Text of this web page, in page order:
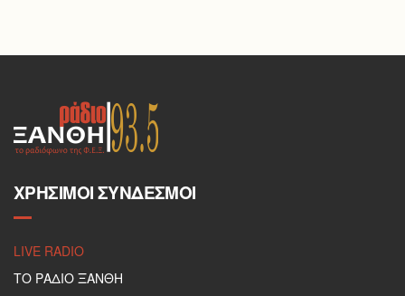
ΧΡΉΣΙΜΟΙ ΣΎΝΔΕΣΜΟΙ
LIVE RADIO
ΤΟ ΡΑΔΙΟ ΞΑΝΘΗ